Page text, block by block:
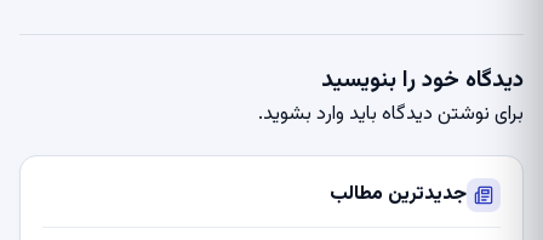
دیدگاه خود را بنویسید
برای نوشتن دیدگاه باید وارد بشوید.
جدیدترین مطالب